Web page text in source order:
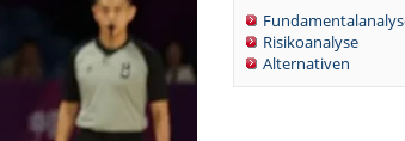
Risikoanalyse
Alternativen